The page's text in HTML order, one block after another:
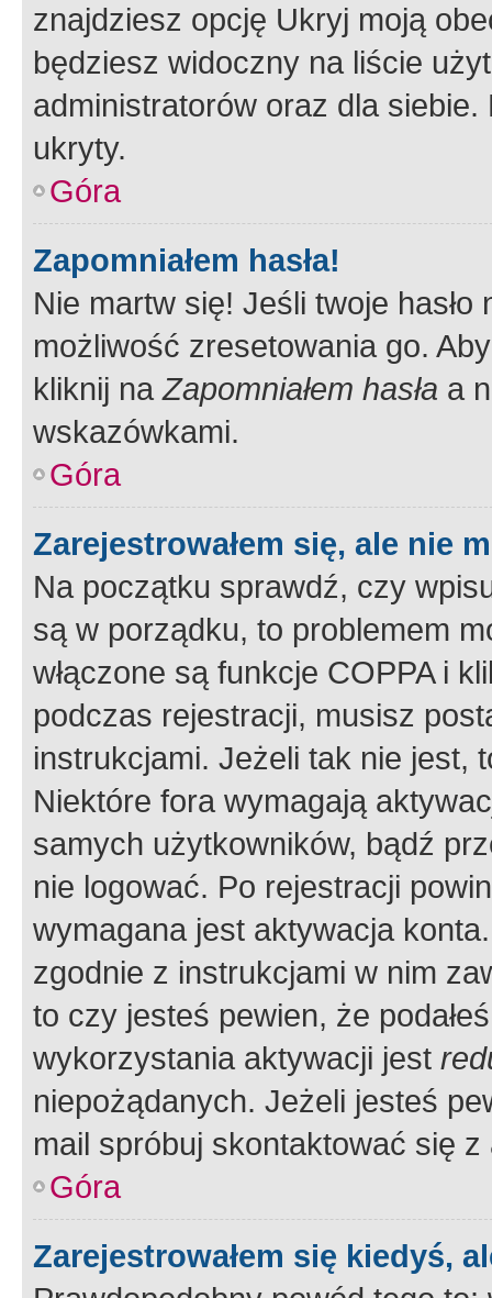
znajdziesz opcję Ukryj moją
będziesz widoczny na liście
administratorów oraz dla
ukryty.
Góra
Zapomniałem hasła!
Nie martw się! Jeśli twoje
możliwość zresetowania go.
kliknij naZapomniałem hasła a
wskazówkami.
Góra
Zarejestrowałem się, ale nie
Na początku sprawdź, czy
są w porządku, to problemem
włączone są funkcje COPPA i
podczas rejestracji, musisz
instrukcjami. Jeżeli tak nie jest,
Niektóre fora wymagają
samych użytkowników, bądź
nie logować. Po rejestracji
wymagana jest aktywacja
zgodnie z instrukcjami w nim
to czy jesteś pewien, że
wykorzystania aktywacji jest
niepożądanych. Jeżeli jesteś
mail spróbuj skontaktować się
Góra
Zarejestrowałem się kiedyś,